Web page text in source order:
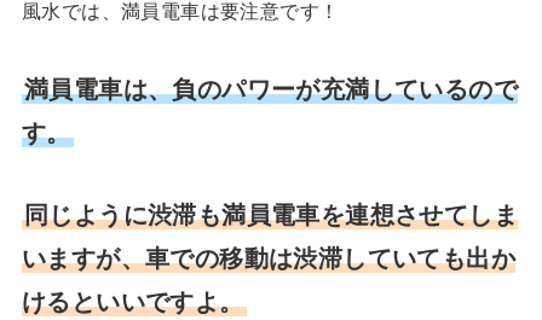
風水では、満員電車は要注意です！
満員電車は、負のパワーが充満しているので
す。
同じように渋滞も満員電車を連想させてしま
いますが、車での移動は渋滞していても出か
けるといいですよ。